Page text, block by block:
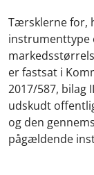
Tærsklerne for,
instrumenttype
er fastsat i
2017/587, bilag
udskudt
og den
pågældende